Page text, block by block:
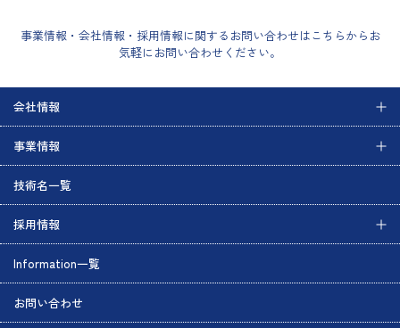
事業情報・会社情報・採用情報に関するお問い合わせはこちらからお
気軽にお問い合わせください。
会社情報
事業情報
技術名一覧
採用情報
Information一覧
お問い合わせ